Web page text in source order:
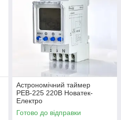
Астрономічний таймер
РЕВ-225 220В Новатек-
Електро
Готово до відправки